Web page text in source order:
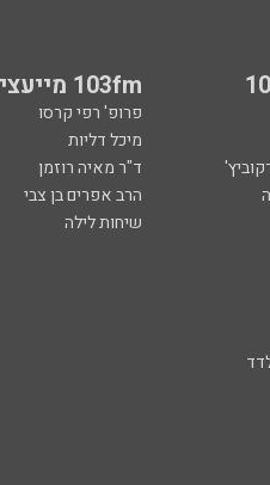
103fm מייעצים
פרופ' רפי קרסו
מיכל דליות
ד"ר מאיה רוזמן
הרב אפרים בן צבי
שיחות לילה